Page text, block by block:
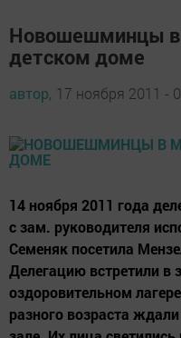
Новошешминцы в
детском доме
автор, 17 ноября 2011 -
14 ноября 2011 года
с зам. руководителя
Семеняк посетила
Делегацию встретили в
оздоровительном
разного возраста